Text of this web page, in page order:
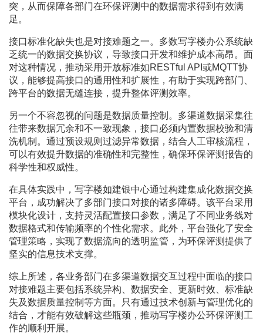
突，从而保障各部门在环保评测中的数据需求得到有效满
足。
接口标准化缺失也是对接难题之一。多数写字楼办公系统缺
乏统一的数据交换协议，导致接口开发和维护成本高昂。面
对这种情况，推动采用开放标准如RESTful API或MQTT协
议，能够提高接口的通用性和扩展性，有助于实现跨部门、
跨平台的数据无缝连接，提升整体评测效率。
另一个不容忽视的问题是数据质量控制。多渠道数据采集往
往带来数据冗余和不一致现象，接口必须内置数据校验和清
洗机制。通过预设规则过滤异常数据，结合人工审核流程，
可以有效提升数据的准确性和完整性，确保环保评测报告的
科学性和权威性。
在具体实践中，写字楼如建银中心通过构建集成化数据交换
平台，成功解决了多部门接口对接的诸多障碍。该平台采用
模块化设计，支持灵活配置接口参数，满足了不同业务线对
数据格式和传输频率的个性化需求。此外，平台强化了安全
管理策略，实现了数据流向的透明监管，为环保评测提供了
坚实的信息技术支撑。
综上所述，各业务部门在多渠道数据交互过程中面临的接口
对接难题主要包括系统异构、数据安全、更新时效、标准缺
失及数据质量控制等方面。只有通过技术创新与管理优化的
结合，才能有效破解这些瓶颈，推动写字楼办公环保评测工
作的顺利开展。